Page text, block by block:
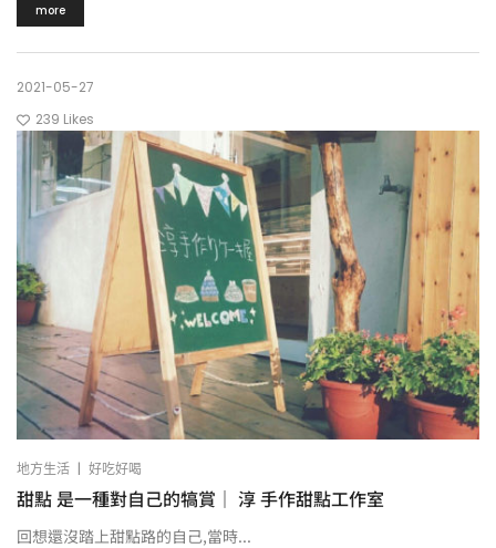
more
2021-05-27
239 Likes
地方生活 | 好吃好喝
甜點 是一種對自己的犒賞｜ 淳 手作甜點工作室
回想還沒踏上甜點路的自己,當時...